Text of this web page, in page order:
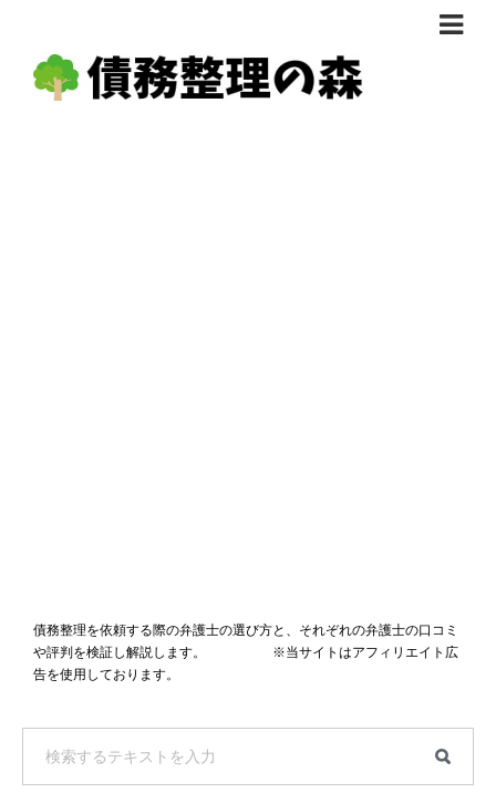
債務整理体験談
債務整理を依頼する際の弁護士の選び方と、それぞれの弁護士の口コミ
や評判を検証し解説します。 ※当サイトはアフィリエイト広
告を使用しております。